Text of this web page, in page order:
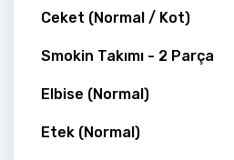
Ceket (Normal / Kot)
Smokin Takımı - 2 Parça
Elbise (Normal)
Etek (Normal)